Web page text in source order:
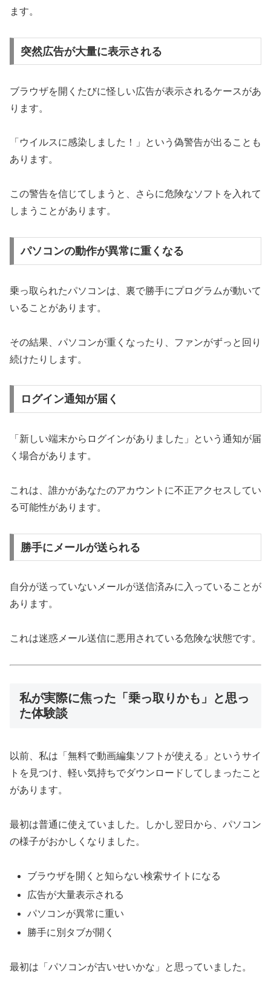
ます。
突然広告が大量に表示される
ブラウザを開くたびに怪しい広告が表示されるケースがあ
ります。
「ウイルスに感染しました！」という偽警告が出ることも
あります。
この警告を信じてしまうと、さらに危険なソフトを入れて
しまうことがあります。
パソコンの動作が異常に重くなる
乗っ取られたパソコンは、裏で勝手にプログラムが動いて
いることがあります。
その結果、パソコンが重くなったり、ファンがずっと回り
続けたりします。
ログイン通知が届く
「新しい端末からログインがありました」という通知が届
く場合があります。
これは、誰かがあなたのアカウントに不正アクセスしてい
る可能性があります。
勝手にメールが送られる
自分が送っていないメールが送信済みに入っていることが
あります。
これは迷惑メール送信に悪用されている危険な状態です。
私が実際に焦った「乗っ取りかも」と思っ
た体験談
以前、私は「無料で動画編集ソフトが使える」というサイ
トを見つけ、軽い気持ちでダウンロードしてしまったこと
があります。
最初は普通に使えていました。しかし翌日から、パソコン
の様子がおかしくなりました。
ブラウザを開くと知らない検索サイトになる
広告が大量表示される
パソコンが異常に重い
勝手に別タブが開く
最初は「パソコンが古いせいかな」と思っていました。